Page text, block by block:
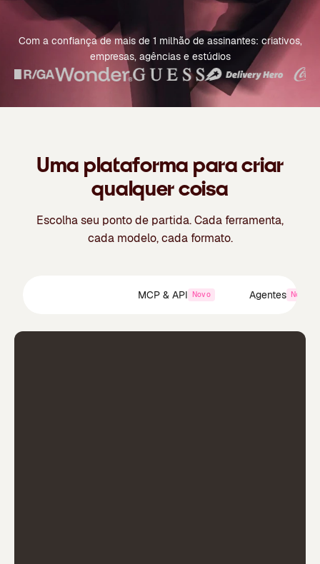
Com a confiança de mais de 1 milhão de assinantes: criativos,
empresas, agências e estúdios
Uma plataforma para criar
qualquer coisa
Escolha seu ponto de partida. Cada ferramenta,
cada modelo, cada formato.
MCP & API Novo Agentes Novo